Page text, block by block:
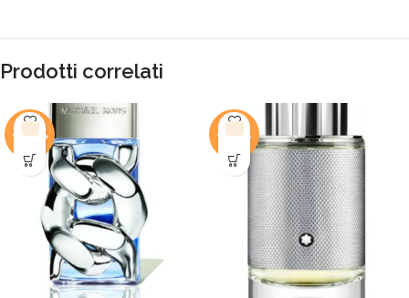
Prodotti correlati
-48% -39%